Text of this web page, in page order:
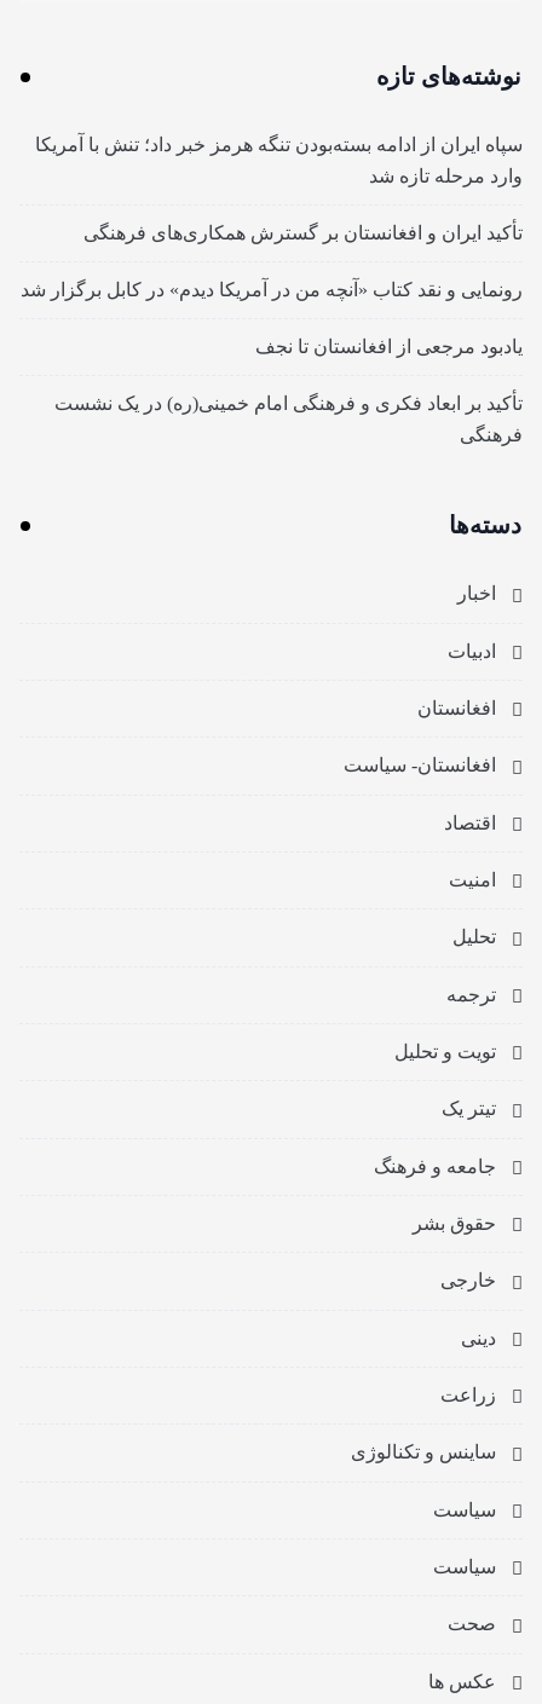
نوشته‌های تازه
سپاه ایران از ادامه بسته‌بودن تنگه هرمز خبر داد؛ تنش با آمریکا
وارد مرحله تازه شد
تأکید ایران و افغانستان بر گسترش همکاری‌های فرهنگی
رونمایی و نقد کتاب «آنچه من در آمریکا دیدم» در کابل برگزار شد
یادبود مرجعی از افغانستان تا نجف
تأکید بر ابعاد فکری و فرهنگی امام خمینی(ره) در یک نشست
فرهنگی
دسته‌ها
اخبار
ادبیات
افغانستان
افغانستان- سیاست
اقتصاد
امنیت
تحلیل
ترجمه
تویت و تحلیل
تیتر یک
جامعه و فرهنگ
حقوق بشر
خارجی
دینی
زراعت
ساینس و تکنالوژی
سیاست
سیاست
صحت
عکس ها